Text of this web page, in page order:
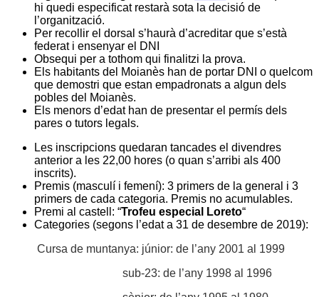
hi quedi especificat restarà sota la decisió de
l’organització.
Per recollir el dorsal s’haurà d’acreditar que s’està
federat i ensenyar el DNI
Obsequi per a tothom qui finalitzi la prova.
Els habitants del Moianès han de portar DNI o quelcom
que demostri que estan empadronats a algun dels
pobles del Moianès.
Els menors d’edat han de presentar el permís dels
pares o tutors legals.
Les inscripcions quedaran tancades el divendres
anterior a les 22,00 hores (o quan s’arribi als 400
inscrits).
Premis (masculí i femení): 3 primers de la general i 3
primers de cada categoria. Premis no acumulables.
Premi al castell: “Trofeu especial Loreto“
Categories (segons l’edat a 31 de desembre de 2019):
Cursa de muntanya: júnior: de l’any 2001 al 1999
sub-23: de l’any 1998 al 1996